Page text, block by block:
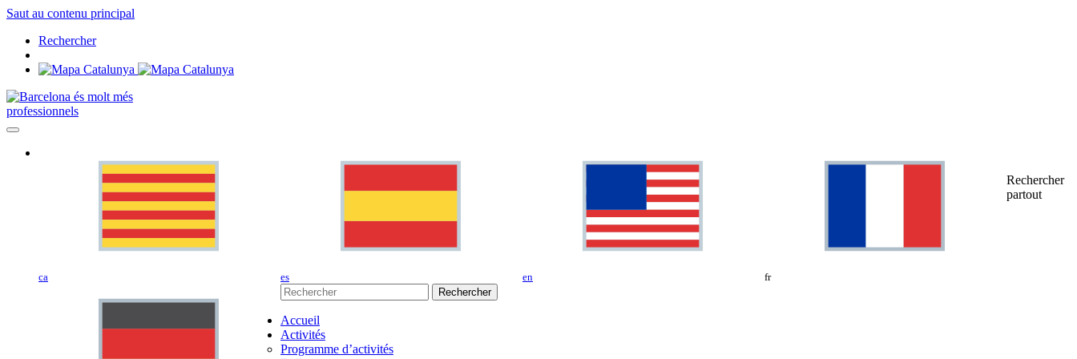
Saut au contenu principal
Rechercher
professionnels
ca es en fr
Rechercher
partout
Rechercher
Accueil
Activités
Programme d’activités